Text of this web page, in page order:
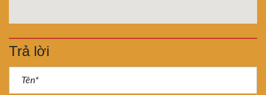
Trả lời